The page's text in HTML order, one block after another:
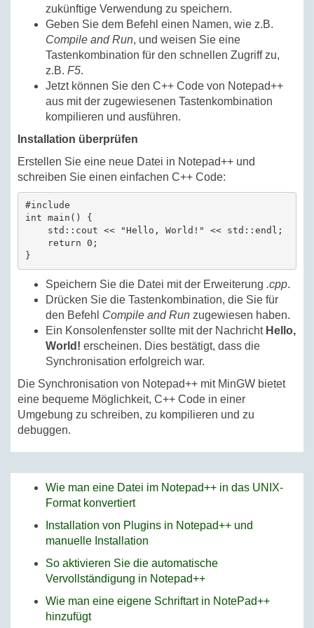
zukünftige Verwendung zu speichern.
Geben Sie dem Befehl einen Namen, wie z.B.
Compile and Run, und weisen Sie eine
Tastenkombination für den schnellen Zugriff zu,
z.B. F5.
Jetzt können Sie den C++ Code von Notepad++
aus mit der zugewiesenen Tastenkombination
kompilieren und ausführen.
Installation überprüfen
Erstellen Sie eine neue Datei in Notepad++ und
schreiben Sie einen einfachen C++ Code:
#include
int main() {
    std::cout << "Hello, World!" << std::endl;
    return 0;
Speichern Sie die Datei mit der Erweiterung .cpp.
Drücken Sie die Tastenkombination, die Sie für
den Befehl Compile and Run zugewiesen haben.
Ein Konsolenfenster sollte mit der Nachricht Hello,
World! erscheinen. Dies bestätigt, dass die
Synchronisation erfolgreich war.
Die Synchronisation von Notepad++ mit MinGW bietet
eine bequeme Möglichkeit, C++ Code in einer
Umgebung zu schreiben, zu kompilieren und zu
debuggen.
Wie man eine Datei im Notepad++ in das UNIX-
Format konvertiert
Installation von Plugins in Notepad++ und
manuelle Installation
So aktivieren Sie die automatische
Vervollständigung in Notepad++
Wie man eine eigene Schriftart in NotePad++
hinzufügt